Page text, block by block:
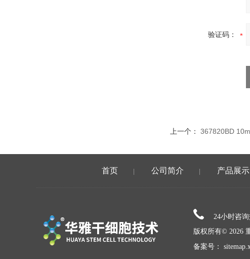
验证码：
上一个： 367820BD
首页 公司简介 产品展示
24小时咨询
版权所有© 2026
备案号：